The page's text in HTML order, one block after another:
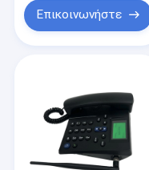
Επικοινωνήστε